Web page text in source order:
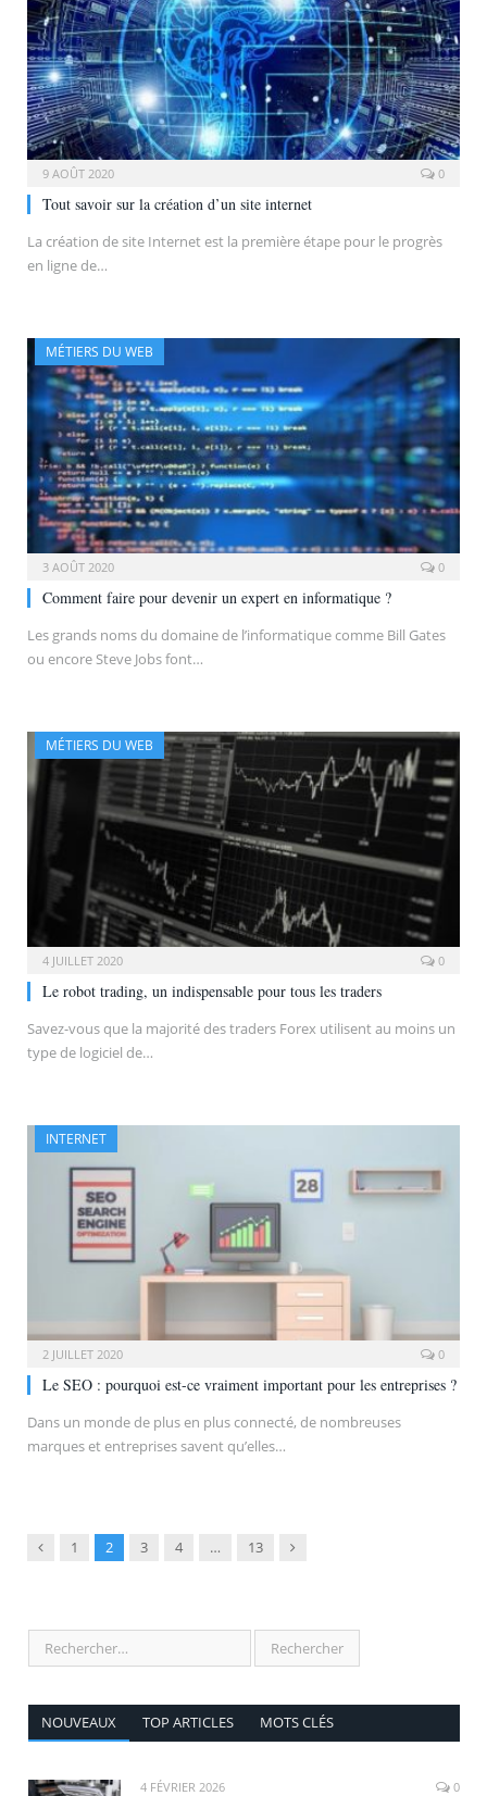
9 AOÛT 2020 0
Tout savoir sur la création d’un site internet
La création de site Internet est la première étape pour le progrès
en ligne de…
MÉTIERS DU WEB
3 AOÛT 2020 0
Comment faire pour devenir un expert en informatique ?
Les grands noms du domaine de l’informatique comme Bill Gates
ou encore Steve Jobs font…
MÉTIERS DU WEB
4 JUILLET 2020 0
Le robot trading, un indispensable pour tous les traders
Savez-vous que la majorité des traders Forex utilisent au moins un
type de logiciel de…
INTERNET
2 JUILLET 2020 0
Le SEO : pourquoi est-ce vraiment important pour les entreprises ?
Dans un monde de plus en plus connecté, de nombreuses
marques et entreprises savent qu’elles…
Précédent
1 2 3 4 … 13 Suivant
NOUVEAUX TOP ARTICLES MOTS CLÉS
4 FÉVRIER 2026 0